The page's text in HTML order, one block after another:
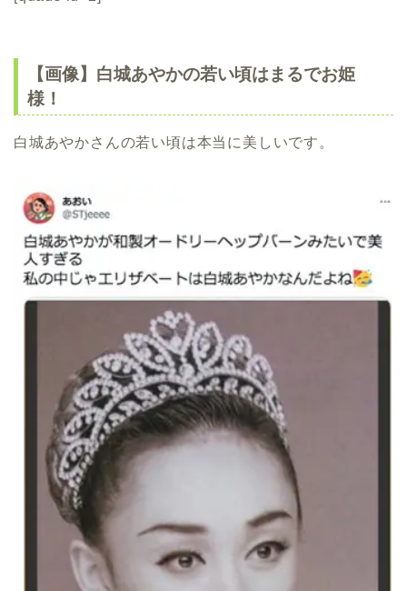
【画像】白城あやかの若い頃はまるでお姫
様！
白城あやかさんの若い頃は本当に美しいです。